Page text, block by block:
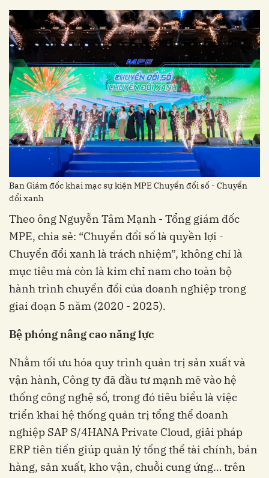
Ban Giám đốc khai mạc sự kiện MPE Chuyển đổi số - Chuyển
đổi xanh
Theo ông Nguyễn Tâm Mạnh - Tổng giám đốc
MPE, chia sẻ: “Chuyển đổi số là quyền lợi -
Chuyển đổi xanh là trách nhiệm”, không chỉ là
mục tiêu mà còn là kim chỉ nam cho toàn bộ
hành trình chuyển đổi của doanh nghiệp trong
giai đoạn 5 năm (2020 - 2025).
Bệ phóng nâng cao năng lực
Nhằm tối ưu hóa quy trình quản trị sản xuất và
vận hành, Công ty đã đầu tư mạnh mẽ vào hệ
thống công nghệ số, trong đó tiêu biểu là việc
triển khai hệ thống quản trị tổng thể doanh
nghiệp SAP S/4HANA Private Cloud, giải pháp
ERP tiên tiến giúp quản lý tổng thể tài chính, bán
hàng, sản xuất, kho vận, chuỗi cung ứng… trên